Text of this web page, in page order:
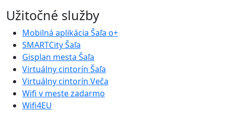
Užitočné služby
Mobilná aplikácia Šaľa o+
SMARTCity Šaľa
Gisplan mesta Šaľa
Virtuálny cintorín Šaľa
Virtuálny cintorín Veča
Wifi v meste zadarmo
Wifi4EU